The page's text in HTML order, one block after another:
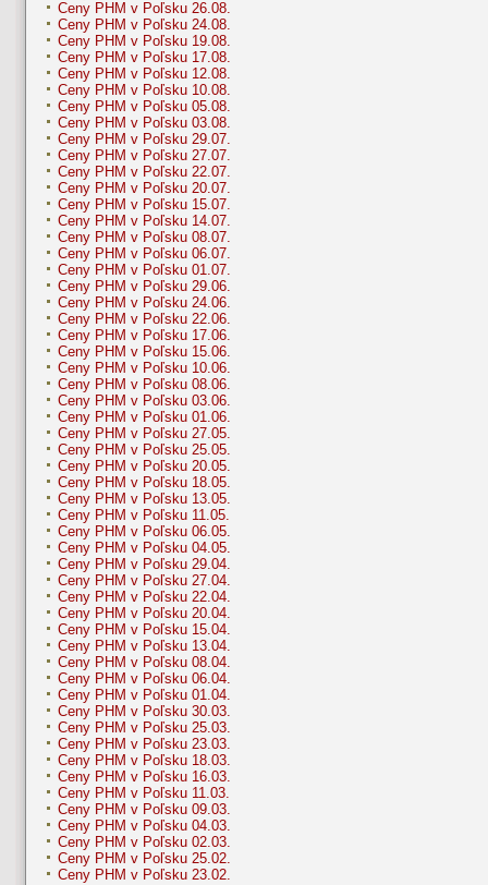
Ceny PHM v Poľsku 26.08.
Ceny PHM v Poľsku 24.08.
Ceny PHM v Poľsku 19.08.
Ceny PHM v Poľsku 17.08.
Ceny PHM v Poľsku 12.08.
Ceny PHM v Poľsku 10.08.
Ceny PHM v Poľsku 05.08.
Ceny PHM v Poľsku 03.08.
Ceny PHM v Poľsku 29.07.
Ceny PHM v Poľsku 27.07.
Ceny PHM v Poľsku 22.07.
Ceny PHM v Poľsku 20.07.
Ceny PHM v Poľsku 15.07.
Ceny PHM v Poľsku 14.07.
Ceny PHM v Poľsku 08.07.
Ceny PHM v Poľsku 06.07.
Ceny PHM v Poľsku 01.07.
Ceny PHM v Poľsku 29.06.
Ceny PHM v Poľsku 24.06.
Ceny PHM v Poľsku 22.06.
Ceny PHM v Poľsku 17.06.
Ceny PHM v Poľsku 15.06.
Ceny PHM v Poľsku 10.06.
Ceny PHM v Poľsku 08.06.
Ceny PHM v Poľsku 03.06.
Ceny PHM v Poľsku 01.06.
Ceny PHM v Poľsku 27.05.
Ceny PHM v Poľsku 25.05.
Ceny PHM v Poľsku 20.05.
Ceny PHM v Poľsku 18.05.
Ceny PHM v Poľsku 13.05.
Ceny PHM v Poľsku 11.05.
Ceny PHM v Poľsku 06.05.
Ceny PHM v Poľsku 04.05.
Ceny PHM v Poľsku 29.04.
Ceny PHM v Poľsku 27.04.
Ceny PHM v Poľsku 22.04.
Ceny PHM v Poľsku 20.04.
Ceny PHM v Poľsku 15.04.
Ceny PHM v Poľsku 13.04.
Ceny PHM v Poľsku 08.04.
Ceny PHM v Poľsku 06.04.
Ceny PHM v Poľsku 01.04.
Ceny PHM v Poľsku 30.03.
Ceny PHM v Poľsku 25.03.
Ceny PHM v Poľsku 23.03.
Ceny PHM v Poľsku 18.03.
Ceny PHM v Poľsku 16.03.
Ceny PHM v Poľsku 11.03.
Ceny PHM v Poľsku 09.03.
Ceny PHM v Poľsku 04.03.
Ceny PHM v Poľsku 02.03.
Ceny PHM v Poľsku 25.02.
Ceny PHM v Poľsku 23.02.